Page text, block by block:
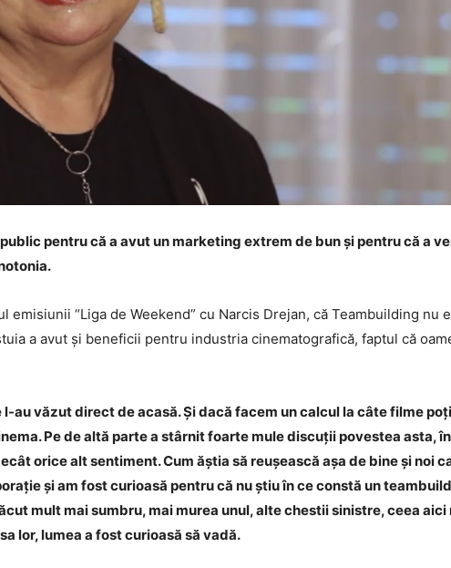
pentru că a avut un marketing extrem de bun și pentru că a
“Liga de Weekend” cu Narcis Drejan, că Teambuilding nu
a avut și beneficii pentru industria cinematografică, faptul că
au văzut direct de acasă. Și dacă facem un calcul la câte filme
Pe de altă parte a stârnit foarte mule discuții povestea asta,
orice alt sentiment. Cum ăștia să reușească așa de bine și noi
și am fost curioasă pentru că nu știu în ce constă un
mult mai sumbru, mai murea unul, alte chestii sinistre, ceea aici
lor, lumea a fost curioasă să vadă.